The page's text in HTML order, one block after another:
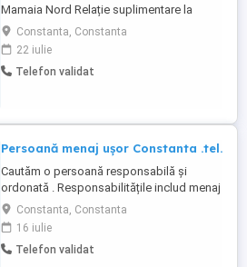
Mamaia Nord Relație suplimentare la
Constanta, Constanta
22 iulie
Telefon validat
Persoană menaj ușor Constanta .tel.
Cautăm o persoană responsabilă și
ordonată . Responsabilitățile includ menaj
ușor, asigurând curățenia și ordinea în
spațiile desemnate. Candidatul ideal
trebuie să fie atent la detalii, să aibă
abilități bune de organizare și să fie
Constanta, Constanta
16 iulie
Telefon validat